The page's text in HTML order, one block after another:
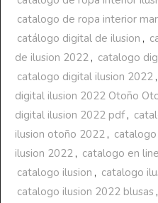
catalogo de ropa interior
catálogo digital de ilusion ,
de ilusion 2022 , catalogo
catalogo digital ilusion 2022 ,
digital ilusion 2022 Otoño
digital ilusion 2022 pdf,
ilusion otoño 2022 ,
ilusion 2022 , catalogo en
catalogo ilusion , catalogo
catalogo ilusion 2022 blusas ,